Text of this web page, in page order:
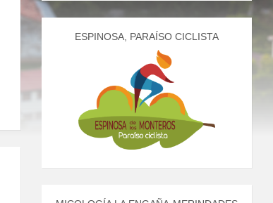
ESPINOSA, PARAÍSO CICLISTA